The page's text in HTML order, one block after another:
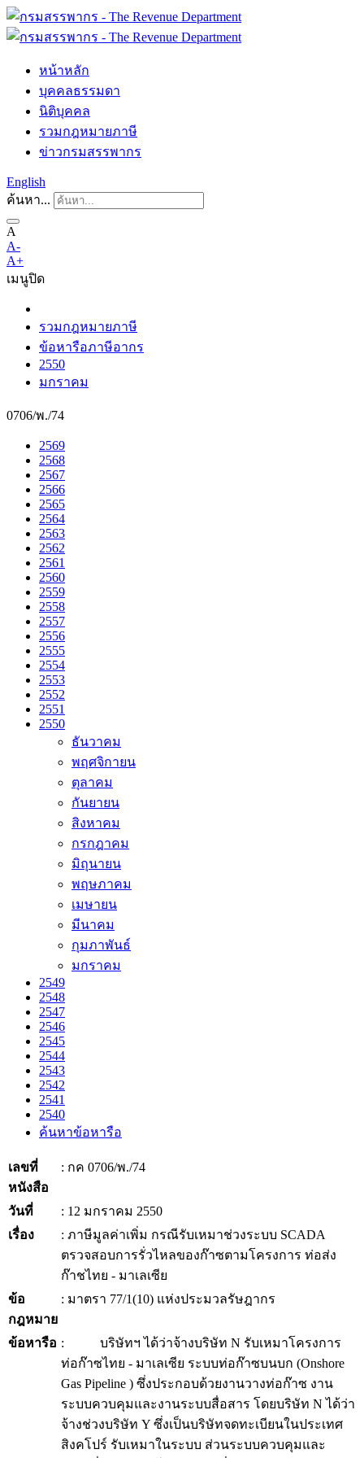
หน้าหลัก
บุคคลธรรมดา
นิติบุคคล
รวมกฎหมายภาษี
ข่าวกรมสรรพากร
English
ค้นหา...
A
A-
A+
เมนูปิด
รวมกฎหมายภาษี
ข้อหารือภาษีอากร
2550
มกราคม
0706/พ./74
2569
2568
2567
2566
2565
2564
2563
2562
2561
2560
2559
2558
2557
2556
2555
2554
2553
2552
2551
2550
ธันวาคม
พฤศจิกายน
ตุลาคม
กันยายน
สิงหาคม
กรกฎาคม
มิถุนายน
พฤษภาคม
เมษายน
มีนาคม
กุมภาพันธ์
มกราคม
2549
2548
2547
2546
2545
2544
2543
2542
2541
2540
ค้นหาข้อหารือ
เลขที่
หนังสือ
: กค 0706/พ./74
วันที่
: 12 มกราคม 2550
เรื่อง
: ภาษีมูลค่าเพิ่ม กรณีรับเหมาช่วงระบบ SCADA
ตรวจสอบการรั่วไหลของก๊าซตามโครงการ ท่อส่ง
ก๊าชไทย - มาเลเซีย
ข้อ
กฎหมาย
: มาตรา 77/1(10) แห่งประมวลรัษฎากร
ข้อหารือ : บริษัทฯ ได้ว่าจ้างบริษัท N รับเหมาโครงการ
ท่อก๊าซไทย - มาเลเซีย ระบบท่อก๊าซบนบก (Onshore
Gas Pipeline ) ซึ่งประกอบด้วยงานวางท่อก๊าซ งาน
ระบบควบคุมและงานระบบสื่อสาร โดยบริษัท N ได้ว่า
จ้างช่วงบริษัท Y ซึ่งเป็นบริษัทจดทะเบียนในประเทศ
สิงคโปร์ รับเหมาในระบบ ส่วนระบบควบคุมและ